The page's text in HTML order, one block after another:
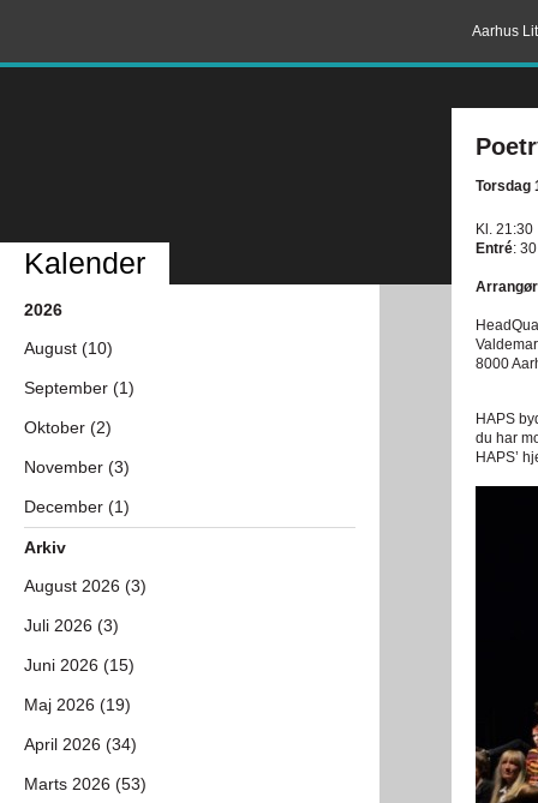
Aarhus
Torsdag
Kl. 21:30
Entré: 30
8000
HAPS
du har
HAPS’
Kalender
2026
August (10)
September (1)
Oktober (2)
November (3)
December (1)
Arkiv
August 2026 (3)
Juli 2026 (3)
Juni 2026 (15)
Maj 2026 (19)
April 2026 (34)
Marts 2026 (53)